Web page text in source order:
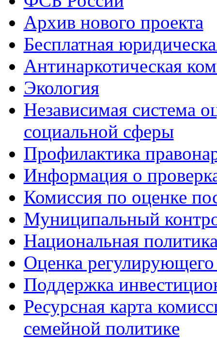
Архив нового проекта
Бесплатная
Антинаркотическая
Экология
Независимая система
социальной сферы
Профилактика
Информация о
Комиссия по оценке
Муниципальный
Национальная
Оценка регулирующего
Поддержка
Ресурсная карта
семейной политике